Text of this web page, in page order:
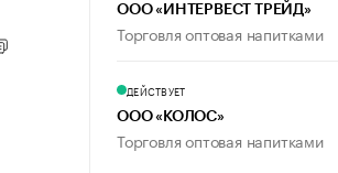
ООО «ИНТЕРВЕСТ ТРЕЙД»
Торговля оптовая напитками
ДЕЙСТВУЕТ
ООО «КОЛОС»
Торговля оптовая напитками